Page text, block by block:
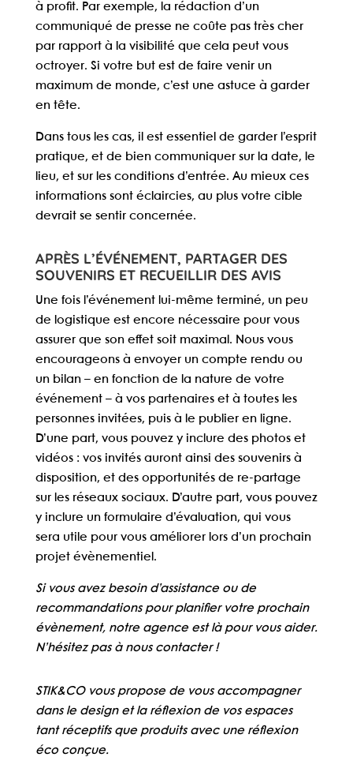
à profit. Par exemple, la rédaction d’un
communiqué de presse ne coûte pas très cher
par rapport à la visibilité que cela peut vous
octroyer. Si votre but est de faire venir un
maximum de monde, c’est une astuce à garder
en tête.
Dans tous les cas, il est essentiel de garder l’esprit
pratique, et de bien communiquer sur la date, le
lieu, et sur les conditions d’entrée. Au mieux ces
informations sont éclaircies, au plus votre cible
devrait se sentir concernée.
APRÈS L’ÉVÉNEMENT, PARTAGER DES
SOUVENIRS ET RECUEILLIR DES AVIS
Une fois l’événement lui-même terminé, un peu
de logistique est encore nécessaire pour vous
assurer que son effet soit maximal. Nous vous
encourageons à envoyer un compte rendu ou
un bilan – en fonction de la nature de votre
événement – à vos partenaires et à toutes les
personnes invitées, puis à le publier en ligne.
D’une part, vous pouvez y inclure des photos et
vidéos : vos invités auront ainsi des souvenirs à
disposition, et des opportunités de re-partage
sur les réseaux sociaux. D’autre part, vous pouvez
y inclure un formulaire d’évaluation, qui vous
sera utile pour vous améliorer lors d’un prochain
projet évènementiel.
Si vous avez besoin d’assistance ou de
recommandations pour planifier votre prochain
évènement, notre agence est là pour vous aider.
N’hésitez pas à nous contacter !
STIK&CO vous propose de vous accompagner
dans le design et la réflexion de vos espaces
tant réceptifs que produits avec une réflexion
éco conçue.